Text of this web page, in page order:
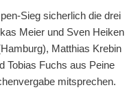
Sieg sicherlich die drei
Meier und Sven Heiken
Matthias Krebin
Tobias Fuchs aus Peine
mitsprechen.